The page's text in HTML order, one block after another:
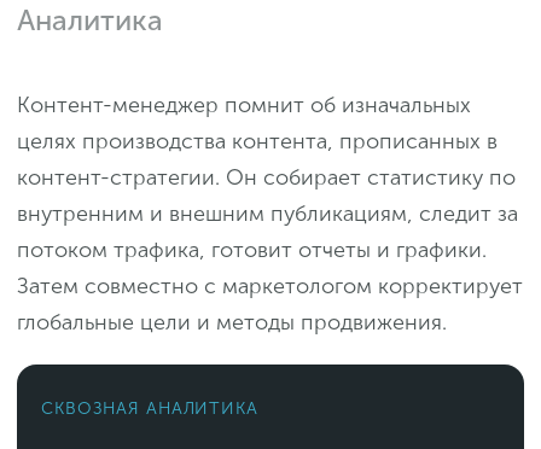
Аналитика
Контент-менеджер помнит об изначальных
целях производства контента, прописанных в
контент-стратегии. Он собирает статистику по
внутренним и внешним публикациям, следит за
потоком трафика, готовит отчеты и графики.
Затем совместно с маркетологом корректирует
глобальные цели и методы продвижения.
СКВОЗНАЯ АНАЛИТИКА